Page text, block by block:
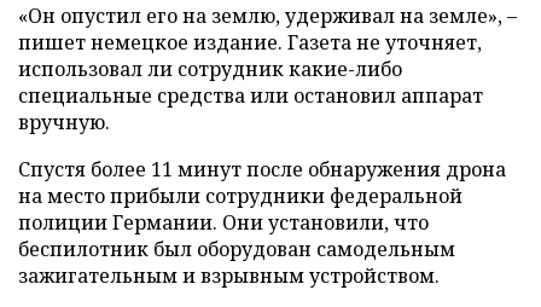
«Он опустил его на землю, удерживал на земле», –
пишет немецкое издание. Газета не уточняет,
использовал ли сотрудник какие-либо
специальные средства или остановил аппарат
вручную.
Спустя более 11 минут после обнаружения дрона
на место прибыли сотрудники федеральной
полиции Германии. Они установили, что
беспилотник был оборудован самодельным
зажигательным и взрывным устройством.